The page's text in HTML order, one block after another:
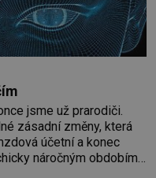
jsme už prarodiči.
zásadní změny, která
účetní a konec
náročným obdobím.